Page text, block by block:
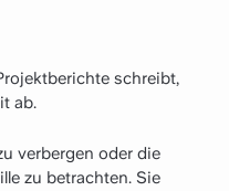
schreibt,
ab.
verbergen oder die
zu betrachten. Sie